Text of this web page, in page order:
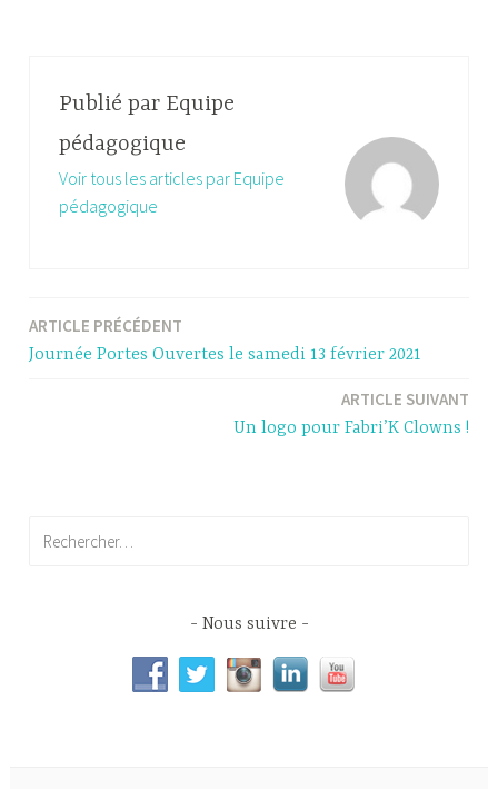
Publié par Equipe
pédagogique
Voir tous les articles par Equipe
pédagogique
Navigation
ARTICLE PRÉCÉDENT
Journée Portes Ouvertes le samedi 13 février 2021
ARTICLE SUIVANT
Un logo pour Fabri’K Clowns !
Nous suivre